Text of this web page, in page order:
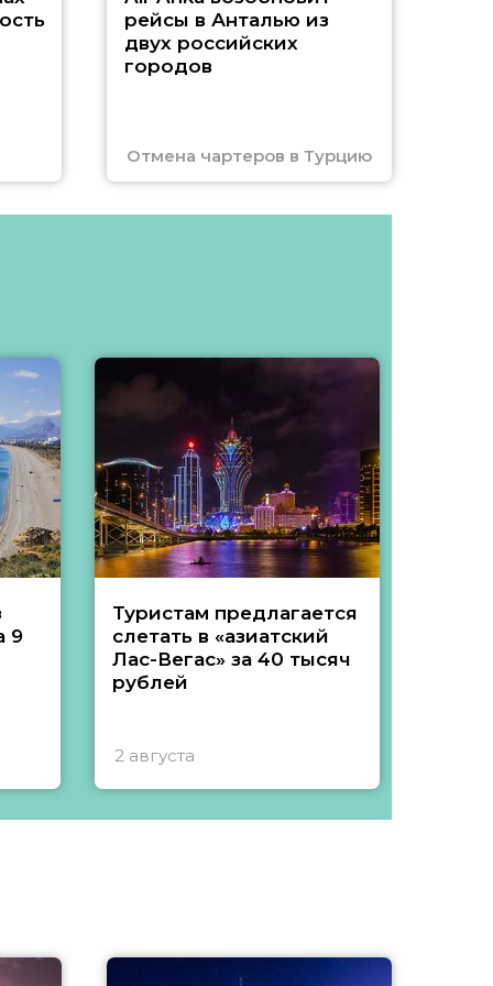
рейсы в Анталью из
двух российских
городов
Отмена чартеров в Турцию
9
Туристам предлагается
слетать в «азиатский
Лас-Вегас» за 40 тысяч
рублей
2 августа